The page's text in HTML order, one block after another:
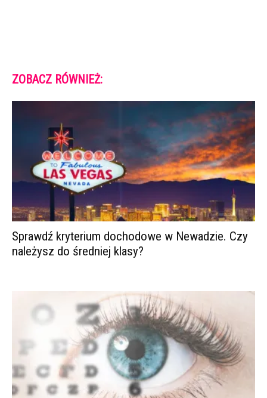
ZOBACZ RÓWNIEŻ:
Sprawdź kryterium dochodowe w Newadzie. Czy
należysz do średniej klasy?